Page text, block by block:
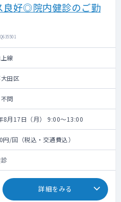
良好◎院内健診のご勤
線
田区
問
8月17日（月） 9:00～13:00
/回（税込・交通費込）
詳細をみる